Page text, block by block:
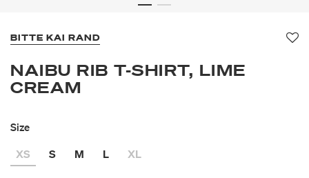
BITTE KAI RAND
NAIBU RIB T-SHIRT, LIME
CREAM
Size
XS
S M L XL